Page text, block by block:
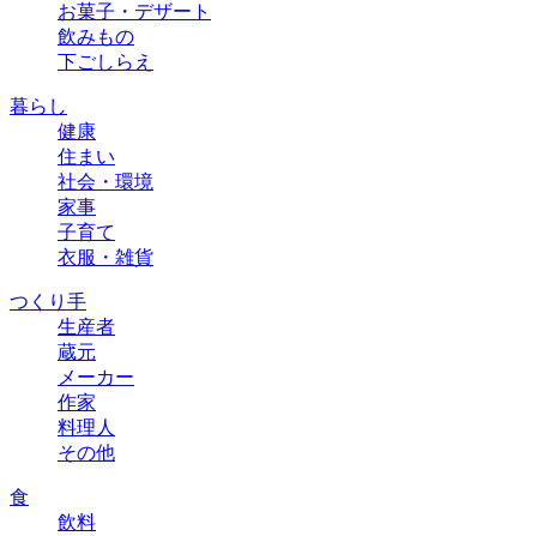
お菓子・デザート
飲みもの
下ごしらえ
暮らし
健康
住まい
社会・環境
家事
子育て
衣服・雑貨
つくり手
生産者
蔵元
メーカー
作家
料理人
その他
食
飲料